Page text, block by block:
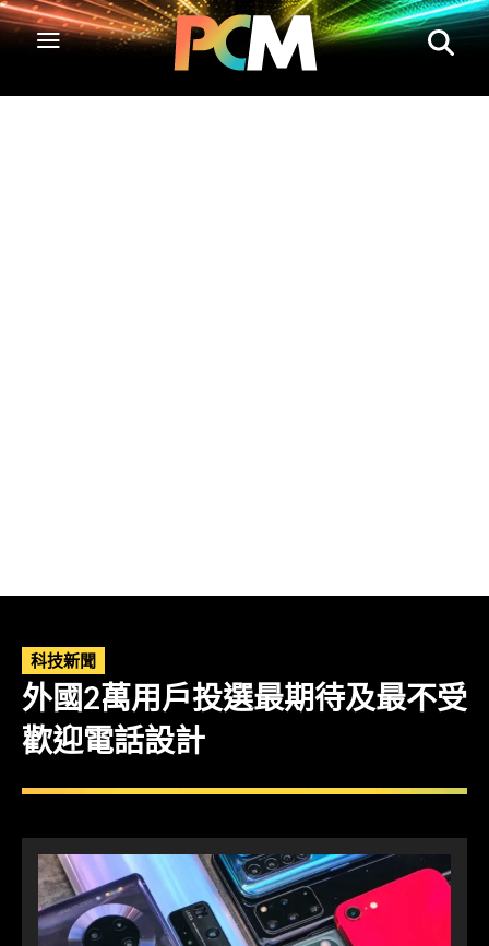
科技新聞
外國2萬用戶投選最期待及最不受
歡迎電話設計